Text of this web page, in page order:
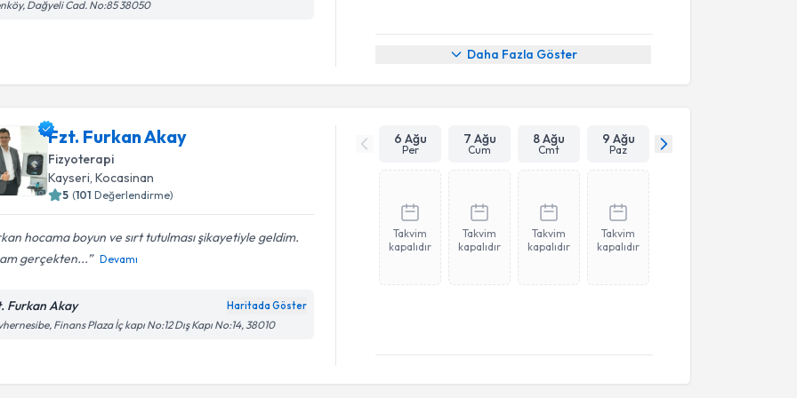
Dağyeli Cad. No:85 38050
Daha Fazla Göster
Fzt. Furkan Akay
Fizyoterapi
Kayseri, Kocasinan
5 (101 Değerlendirme)
hocama boyun ve sırt tutulması şikayetiyle geldim.
gerçekten...
Devamı
Furkan Akay Haritada Göster
Finans Plaza İç kapı No:12 Dış Kapı No:14, 38010
6 Ağu
Per
7 Ağu
Cum
8 Ağu
Cmt
9 Ağu
Paz
Takvim
kapalıdır
Takvim
kapalıdır
Takvim
kapalıdır
Takvim
kapalıdır